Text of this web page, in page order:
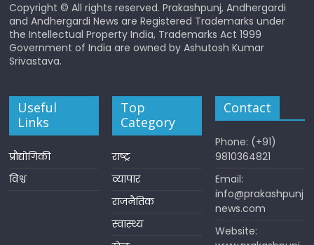
Copyright © All rights reserved. Prakashpunj, Andhergardi
and Andhergardi News are Registered Trademarks under
the Intellectual Property India, Trademarks Act 1999
Government of India are owned by Ashutosh Kumar
Srivastava.
Useful
Links
प्रौद्योगिकी
विश्व
Top
Category
राष्ट्र
व्यापार
राजनैतिक
स्वास्थ्य
Contact
Phone: (+91)
9810364821
Email:
info@prakashpunj
news.com
Website: